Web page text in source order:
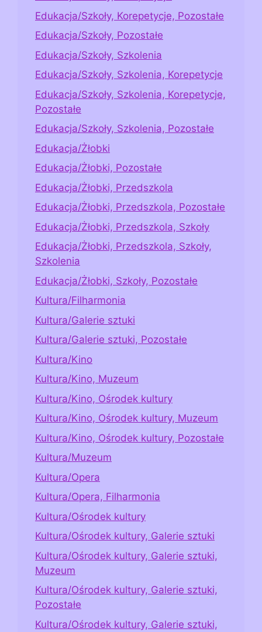
Edukacja/Szkoły, Korepetycje, Pozostałe
Edukacja/Szkoły, Pozostałe
Edukacja/Szkoły, Szkolenia
Edukacja/Szkoły, Szkolenia, Korepetycje
Edukacja/Szkoły, Szkolenia, Korepetycje,
Pozostałe
Edukacja/Szkoły, Szkolenia, Pozostałe
Edukacja/Żłobki
Edukacja/Żłobki, Pozostałe
Edukacja/Żłobki, Przedszkola
Edukacja/Żłobki, Przedszkola, Pozostałe
Edukacja/Żłobki, Przedszkola, Szkoły
Edukacja/Żłobki, Przedszkola, Szkoły,
Szkolenia
Edukacja/Żłobki, Szkoły, Pozostałe
Kultura/Filharmonia
Kultura/Galerie sztuki
Kultura/Galerie sztuki, Pozostałe
Kultura/Kino
Kultura/Kino, Muzeum
Kultura/Kino, Ośrodek kultury
Kultura/Kino, Ośrodek kultury, Muzeum
Kultura/Kino, Ośrodek kultury, Pozostałe
Kultura/Muzeum
Kultura/Opera
Kultura/Opera, Filharmonia
Kultura/Ośrodek kultury
Kultura/Ośrodek kultury, Galerie sztuki
Kultura/Ośrodek kultury, Galerie sztuki,
Muzeum
Kultura/Ośrodek kultury, Galerie sztuki,
Pozostałe
Kultura/Ośrodek kultury, Galerie sztuki,